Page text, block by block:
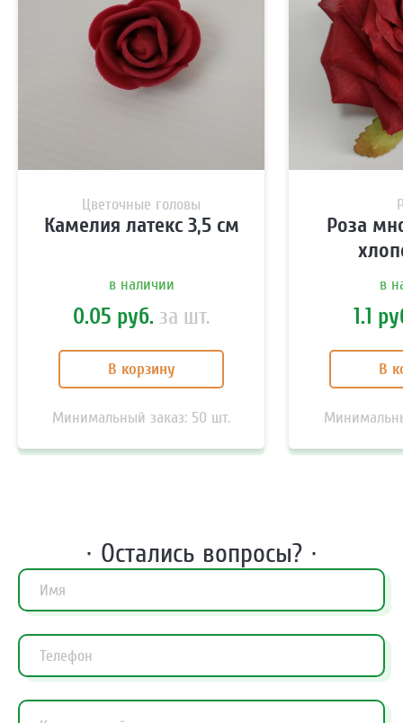
Цветочные головы
Камелия латекс 3,5 см
в наличии
0.05 руб. за шт.
В корзину
Минимальный заказ: 50 шт.
Роза
в
1.1
В
· Остались вопросы? ·
В связи с изменением курса актуальные цены уточняйте
у менеджеров!